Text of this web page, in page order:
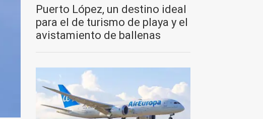
Puerto López, un destino ideal
para el de turismo de playa y el
avistamiento de ballenas